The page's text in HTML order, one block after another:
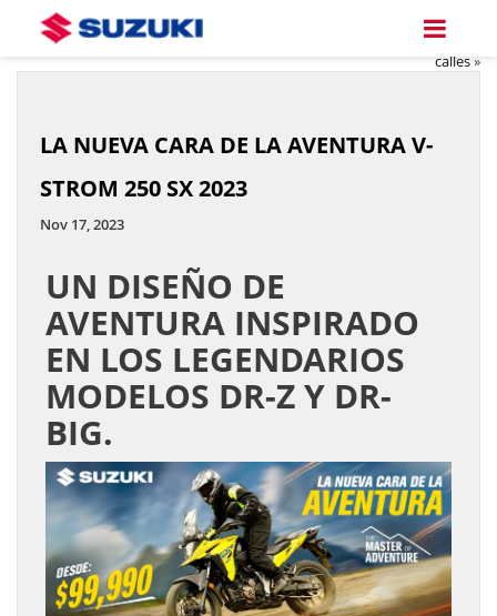
Suzuki Gixxer: El espíritu
deportivo que conquistó las
calles»
LA NUEVA CARA DE LA AVENTURA V-
STROM 250 SX 2023
Nov 17, 2023
UN DISEÑO DE
AVENTURA INSPIRADO
EN LOS LEGENDARIOS
MODELOS DR-Z Y DR-
BIG.